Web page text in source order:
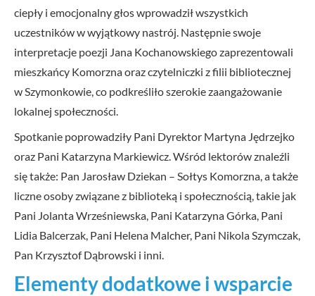
ciepły i emocjonalny głos wprowadził wszystkich
uczestników w wyjątkowy nastrój. Następnie swoje
interpretacje poezji Jana Kochanowskiego zaprezentowali
mieszkańcy Komorzna oraz czytelniczki z filii bibliotecznej
w Szymonkowie, co podkreśliło szerokie zaangażowanie
lokalnej społeczności.
Spotkanie poprowadziły Pani Dyrektor Martyna Jędrzejko
oraz Pani Katarzyna Markiewicz. Wśród lektorów znaleźli
się także: Pan Jarosław Dziekan – Sołtys Komorzna, a także
liczne osoby związane z biblioteką i społecznością, takie jak
Pani Jolanta Wrześniewska, Pani Katarzyna Górka, Pani
Lidia Balcerzak, Pani Helena Malcher, Pani Nikola Szymczak,
Pan Krzysztof Dąbrowski i inni.
Elementy dodatkowe i wsparcie